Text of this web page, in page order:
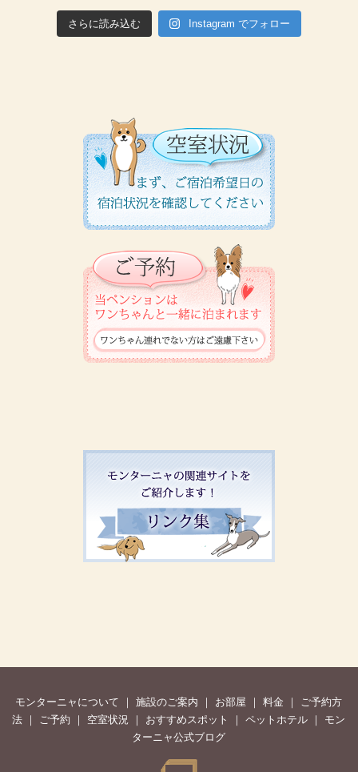
さらに読み込む Instagram でフォロー
モンターニャについて ｜施設のご案内 ｜ お部屋 ｜料金 ｜ ご予約方
法 ｜ ご予約 ｜ 空室状況 ｜ おすすめスポット ｜ペットホテル ｜ モン
ターニャ公式ブログ